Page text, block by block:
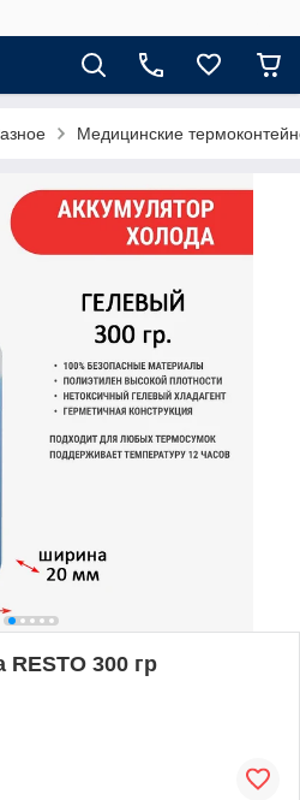
Медицинские
300 гр